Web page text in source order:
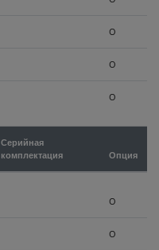
O
O
O
Серийная
комплектация
Опция
O
O